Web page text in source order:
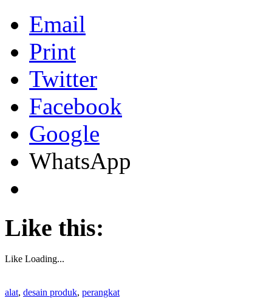
Email
Print
Twitter
Facebook
Google
WhatsApp
Like this:
Like Loading...
alat, desain produk, perangkat